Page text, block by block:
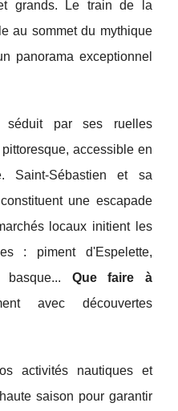
grands. Le train de la
au sommet du mythique
panorama exceptionnel
séduit par ses ruelles
accessible en
Saint-Sébastien et sa
une escapade
locaux initient les
: piment d'Espelette,
basque... Que faire à
avec découvertes
activités nautiques et
saison pour garantir